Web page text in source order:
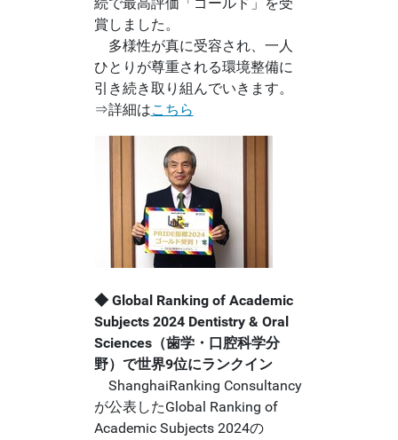
賞しました。
多様性が真に受容され、一人
ひとりが尊重される環境整備に
引き続き取り組んでいきます。
⇒詳細はこちら
◆ Global Ranking of Academic
Subjects 2024 Dentistry & Oral
Sciences（歯学・口腔科学分
野）で世界9位にランクイン
ShanghaiRanking Consultancy
が公表したGlobal Ranking of
Academic Subjects 2024の